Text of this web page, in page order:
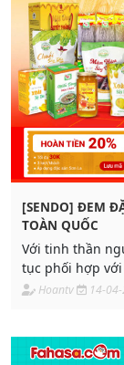
[SENDO] ĐEM
TOÀN QUỐC
Với tinh thần
tục phối hợp với
Thương
Hoantv 14-